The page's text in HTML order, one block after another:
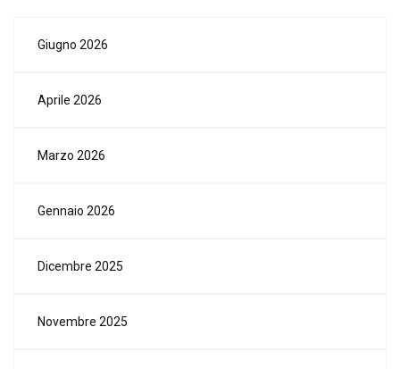
Giugno 2026
Aprile 2026
Marzo 2026
Gennaio 2026
Dicembre 2025
Novembre 2025